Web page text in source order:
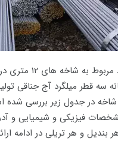
وزن میلگرد پرند
سه قطر میلگرد آج جناقی
شاخه در جدول زیر بررسی شده
فیزیکی و شیمیایی و
بندیل و هر تریلی در ادامه